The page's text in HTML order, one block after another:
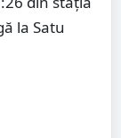
la Satu